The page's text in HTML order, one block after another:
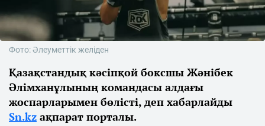
Фото: Әлеуметтік желіден
Қазақстандық кәсіпқой боксшы Жәнібек
Әлімханұлының командасы алдағы
жоспарларымен бөлісті, деп хабарлайды
Sn.kz ақпарат порталы.